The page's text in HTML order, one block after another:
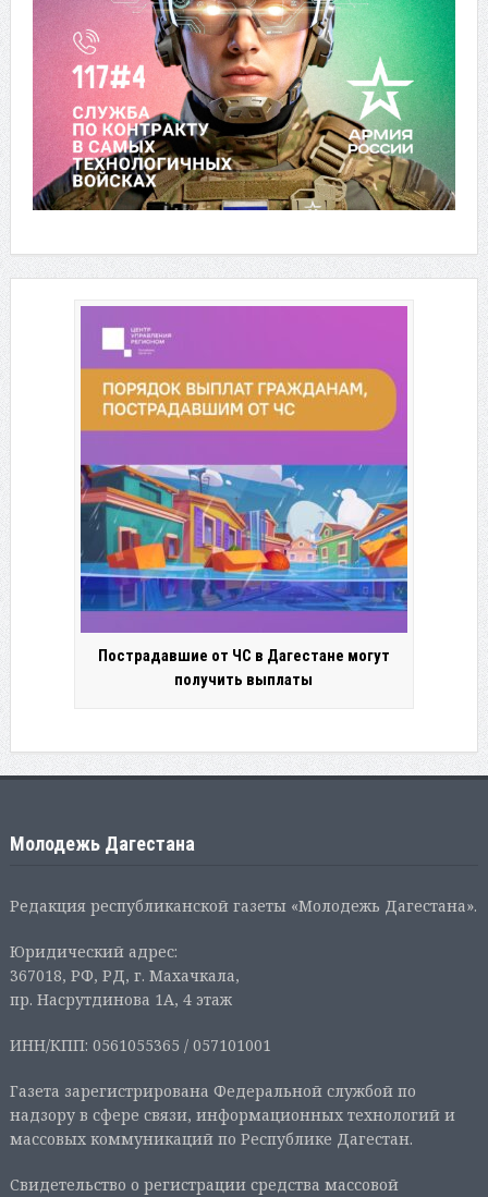
Пострадавшие от ЧС в Дагестане могут
получить выплаты
Молодежь Дагестана
Редакция республиканской газеты «Молодежь Дагестана».
Юридический адрес:
367018, РФ, РД, г. Махачкала,
пр. Насрутдинова 1А, 4 этаж
ИНН/КПП: 0561055365 / 057101001
Газета зарегистрирована Федеральной службой по
надзору в сфере связи, информационных технологий и
массовых коммуникаций по Республике Дагестан.
Свидетельство о регистрации средства массовой